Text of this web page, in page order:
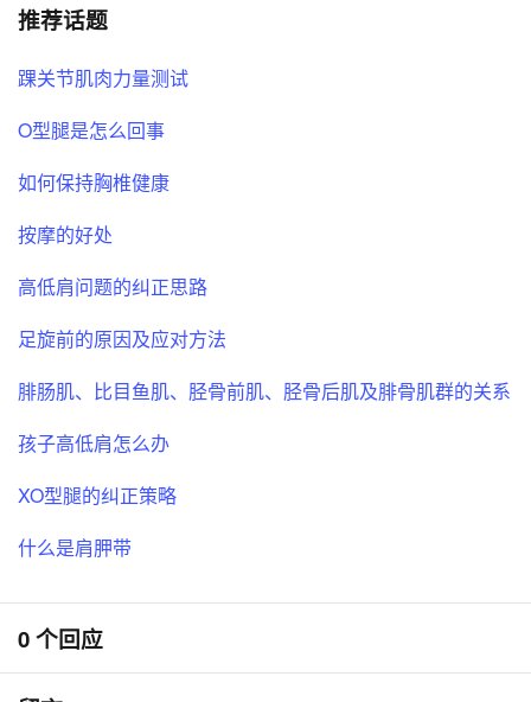
推荐话题
踝关节肌肉力量测试
O型腿是怎么回事
如何保持胸椎健康
按摩的好处
高低肩问题的纠正思路
足旋前的原因及应对方法
腓肠肌、比目鱼肌、胫骨前肌、胫骨后肌及腓骨肌群的关系
孩子高低肩怎么办
XO型腿的纠正策略
什么是肩胛带
0 个回应